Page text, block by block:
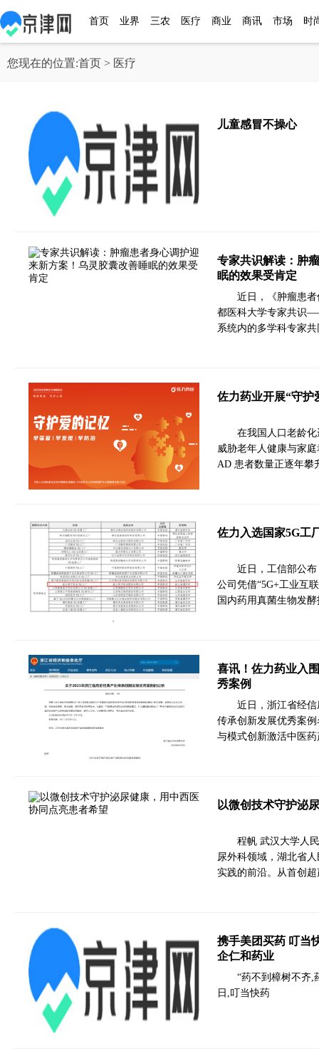
首页 业界 三农 医疗 商业 商讯 市场 时
您现在的位置:首页 > 医疗
儿童感冒不操心
专家共识解读：肿
眠的效果受肯定
近日，《肿瘤患
都医科大学专家共识
系统内的多学科专家
佐力药业开展“守护
在我国人口老龄
威胁老年人健康与家
AD 患者数量正逐年
佐力入选国家5G工
近日，工信部公
公司凭借“5G+工业互
国内药用真菌生物发
喜讯！佐力药业入
秀案例
近日，浙江省经
传承创新发展优秀案
与模式创新激活中医
以微创技术守护泌
程帆 武汉大学人
尿外科领域，湖北省
实践的前沿。从首创
携手美团买药 叮当
企仁和药业
“药不到樟树不齐
日,叮当快药